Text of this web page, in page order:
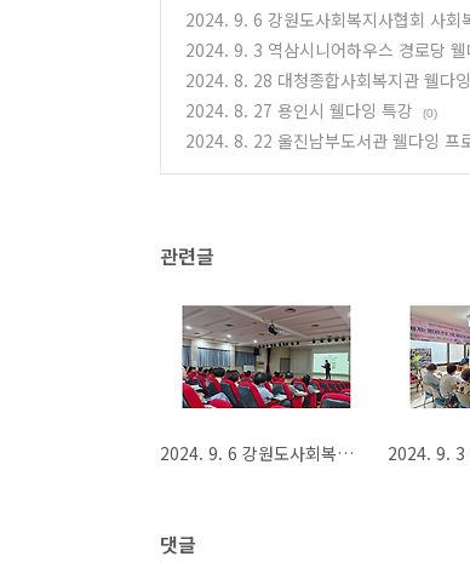
2024. 9. 6 강원도사회복지사협회 사회
2024. 9. 3 역삼시니어하우스 경로당
2024. 8. 28 대청종합사회복지관 웰다
2024. 8. 27 용인시 웰다잉 특강 (0)
2024. 8. 22 울진남부도서관 웰다잉 프
관련글
2024. 9. 6 강원도사회복지사협회 사회복지사 보수교육 웰다잉 특강
댓글